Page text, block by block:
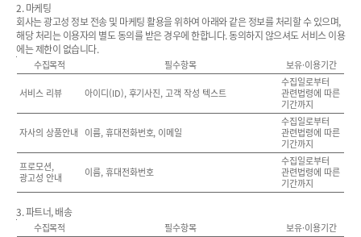
2. 마케팅
회사는 광고성 정보 전송 및 마케팅 활용을 위하여 아래와 같은 정보를 처리할 수 있으며,
해당 처리는 이용자의 별도 동의를 받은 경우에 한합니다. 동의하지 않으셔도 서비스 이용
에는 제한이 없습니다.
수집목적 필수항목 보유·이용기간
서비스 리뷰 아이디(ID), 후기사진, 고객 작성 텍스트
수집일로부터
관련법령에 따른
기간까지
자사의 상품안내 이름, 휴대전화번호, 이메일
수집일로부터
관련법령에 따른
기간까지
프로모션,
광고성 안내
이름, 휴대전화번호
수집일로부터
관련법령에 따른
기간까지
3. 파트너, 배송
수집목적 필수항목
보유·이용기간